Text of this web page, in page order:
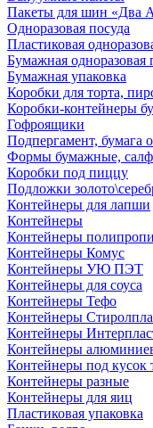
Пакеты для шин «Два
Одноразовая посуда
Пластиковая
Бумажная одноразовая
Бумажная упаковка
Коробки для торта,
Коробки-контейнеры
Гофроящики
Подпергамент, бумага
Формы бумажные,
Коробки под пиццу
Подложки
Контейнеры для лапши
Контейнеры
Контейнеры
Контейнеры Комус
Контейнеры УЮ ПЭТ
Контейнеры для соуса
Контейнеры Тефо
Контейнеры
Контейнеры
Контейнеры
Контейнеры под кусок
Контейнеры разные
Контейнеры для яиц
Пластиковая упаковка